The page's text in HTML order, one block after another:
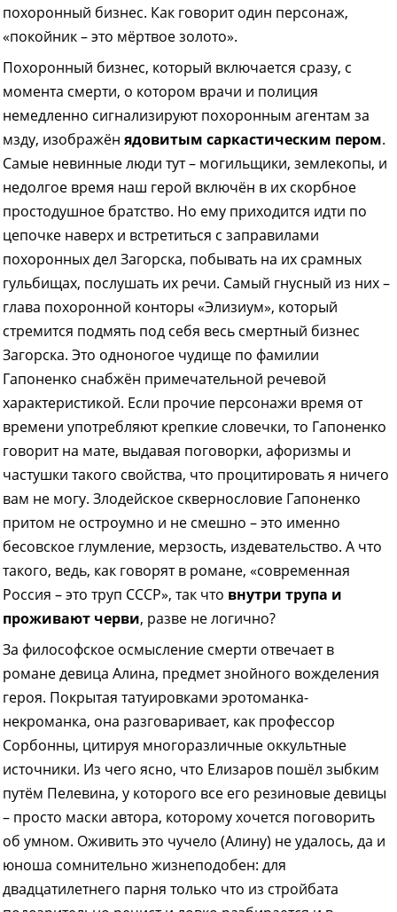
похоронный бизнес. Как говорит один персонаж,
«покойник – это мёртвое золото».
Похоронный бизнес, который включается сразу, с
момента смерти, о котором врачи и полиция
немедленно сигнализируют похоронным агентам за
мзду, изображён ядовитым саркастическим пером.
Самые невинные люди тут – могильщики, землекопы, и
недолгое время наш герой включён в их скорбное
простодушное братство. Но ему приходится идти по
цепочке наверх и встретиться с заправилами
похоронных дел Загорска, побывать на их срамных
гульбищах, послушать их речи. Самый гнусный из них –
глава похоронной конторы «Элизиум», который
стремится подмять под себя весь смертный бизнес
Загорска. Это одноногое чудище по фамилии
Гапоненко снабжён примечательной речевой
характеристикой. Если прочие персонажи время от
времени употребляют крепкие словечки, то Гапоненко
говорит на мате, выдавая поговорки, афоризмы и
частушки такого свойства, что процитировать я ничего
вам не могу. Злодейское сквернословие Гапоненко
притом не остроумно и не смешно – это именно
бесовское глумление, мерзость, издевательство. А что
такого, ведь, как говорят в романе, «современная
Россия – это труп СССР», так что внутри трупа и
проживают черви, разве не логично?
За философское осмысление смерти отвечает в
романе девица Алина, предмет знойного вожделения
героя. Покрытая татуировками эротоманка-
некроманка, она разговаривает, как профессор
Сорбонны, цитируя многоразличные оккультные
источники. Из чего ясно, что Елизаров пошёл зыбким
путём Пелевина, у которого все его резиновые девицы
– просто маски автора, которому хочется поговорить
об умном. Оживить это чучело (Алину) не удалось, да и
юноша сомнительно жизнеподобен: для
двадцатилетнего парня только что из стройбата